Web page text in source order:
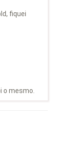
fiquei
o mesmo.